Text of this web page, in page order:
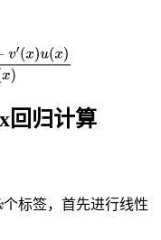
回归计算
个标签，首先进行线性